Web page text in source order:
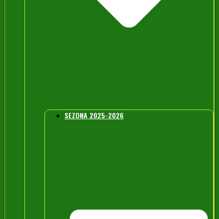
SEZONA 2025-2026